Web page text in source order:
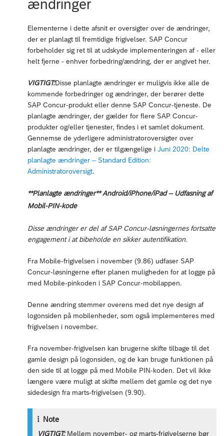
ændringer
Elementerne i dette afsnit er oversigter over de ændringer,
der er planlagt til fremtidige frigivelser. SAP Concur
forbeholder sig ret til at udskyde implementeringen af - eller
helt fjerne - enhver forbedring/ændring, der er angivet her.
VIGTIGT:Disse planlagte ændringer er muligvis ikke alle de
kommende forbedringer og ændringer, der berører dette
SAP Concur-produkt eller denne SAP Concur-tjeneste. De
planlagte ændringer, der gælder for flere SAP Concur-
produkter og/eller tjenester, findes i et samlet dokument.
Gennemse de yderligere administratoroversigter over
planlagte ændringer, der er tilgængelige i Juni 2020: Delte
planlagte ændringer – Standard Edition:
Administratoroversigt.
**Planlagte ændringer** Android/iPhone/iPad – Udfasning af
Mobil-PIN-kode
Disse ændringer er del af SAP Concur-løsningernes fortsatte
engagement i at bibeholde en sikker autentifikation.
Fra Mobile-frigivelsen i november (9.86) udfaser SAP
Concur-løsningerne efter planen muligheden for at logge på
med Mobile-pinkoden i SAP Concur-mobilappen.
Denne ændring stemmer overens med det nye design af
logonsiden på mobilenheder, som også implementeres med
frigivelsen i november.
Fra november-frigivelsen kan brugerne skifte tilbage til det
gamle design på logonsiden, og de kan bruge funktionen på
den side til at logge på med Mobile PIN-koden. Det vil ikke
længere være muligt at skifte mellem det gamle og det nye
sidedesign fra marts-frigivelsen (9.90).
Note
VIGTIGT:Mellem november- og marts-frigivelserne bør